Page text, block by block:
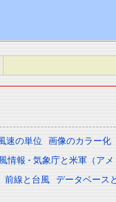
速の単位 画像のカラー化
情報 - 気象庁と米軍（ア
前線と台風 データベース